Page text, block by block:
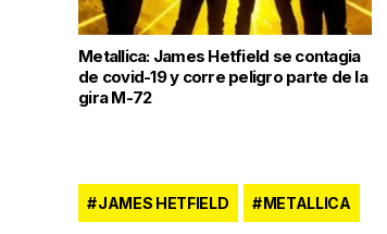
Metallica: James Hetfield se contagia
de covid-19 y corre peligro parte de la
gira M-72
JAMES HETFIELD METALLICA